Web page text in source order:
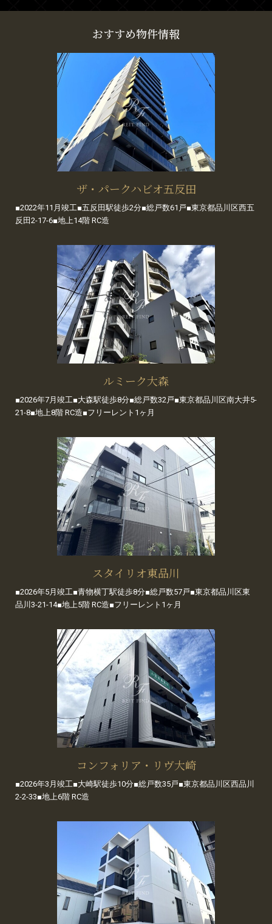
おすすめ物件情報
ザ・パークハビオ五反田
■2022年11月竣工■五反田駅徒歩2分■総戸数61戸■東京都品川区西五
反田2-17-6■地上14階 RC造
ルミーク大森
■2026年7月竣工■大森駅徒歩8分■総戸数32戸■東京都品川区南大井5-
21-8■地上8階 RC造■フリーレント1ヶ月
スタイリオ東品川
■2026年5月竣工■青物横丁駅徒歩8分■総戸数57戸■東京都品川区東
品川3-21-14■地上5階 RC造■フリーレント1ヶ月
コンフォリア・リヴ大崎
■2026年3月竣工■大崎駅徒歩10分■総戸数35戸■東京都品川区西品川
2-2-33■地上6階 RC造